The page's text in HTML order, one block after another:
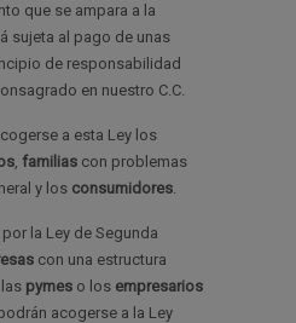
que se ampara a la
sujeta al pago de unas
de responsabilidad
en nuestro C.C.
a esta Ley los
, familias con problemas
y los consumidores.
la Ley de Segunda
con una estructura
pymes o los empresarios
acogerse a la Ley